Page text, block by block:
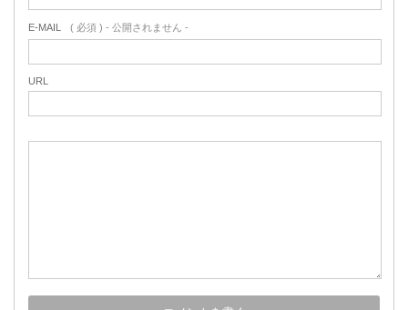
E-MAIL ( 必須 ) - 公開されません -
URL